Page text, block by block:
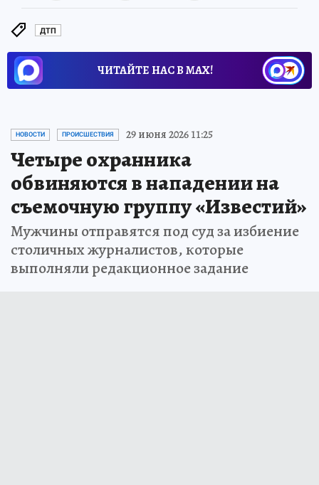
ДТП
ЧИТАЙТЕ НАС В МАХ!
НОВОСТИ ПРОИСШЕСТВИЯ 29 июня 2026 11:25
Четыре охранника
обвиняются в нападении на
съемочную группу «Известий»
Мужчины отправятся под суд за избиение
столичных журналистов, которые
выполняли редакционное задание